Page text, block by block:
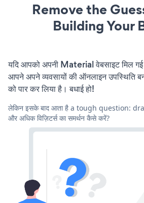
Remove the
Building Your
यदि आपको अपनी Material वेबसाइट मिल
आपने अपने व्यवसायों की ऑनलाइन उपस्थिति
को पार कर लिया है। बधाई हो!
लेकिन इसके बाद आता है a tough question:
और अधिक विज़िटर्स का समर्थन कैसे करें?